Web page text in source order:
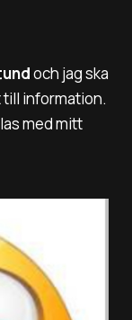
och jag ska
till information.
med mitt